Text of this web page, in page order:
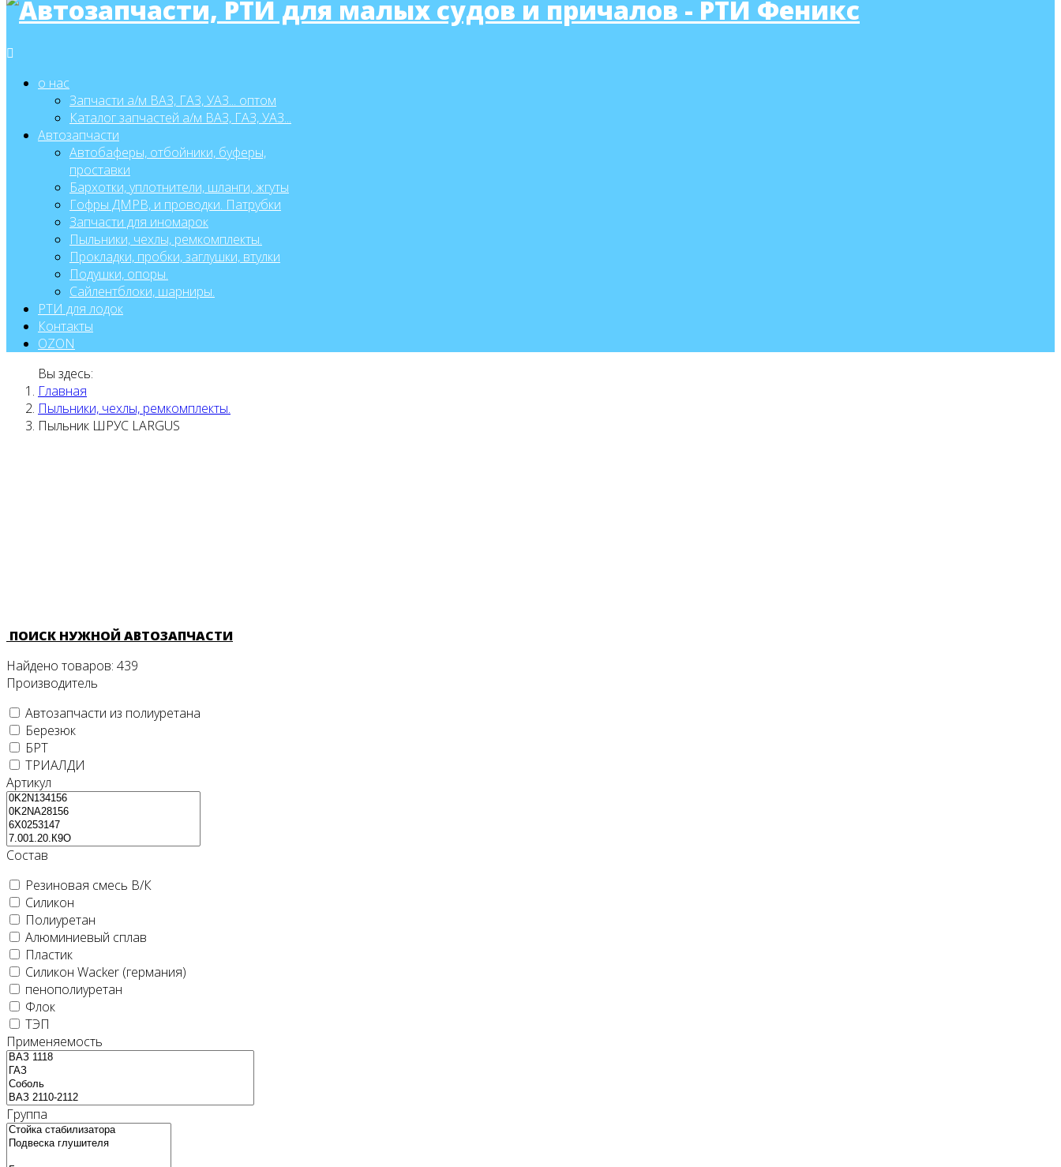
о нас
Запчасти а/м ВАЗ, ГАЗ, УАЗ... оптом
Каталог запчастей а/м ВАЗ, ГАЗ, УАЗ...
Автозапчасти
Автобаферы, отбойники, буферы,
проставки
Бархотки, уплотнители, шланги, жгуты
Гофры ДМРВ, и проводки. Патрубки
Запчасти для иномарок
Пыльники, чехлы, ремкомплекты.
Прокладки, пробки, заглушки, втулки
Подушки, опоры.
Сайлентблоки, шарниры.
РТИ для лодок
Контакты
OZON
Вы здесь:
Главная
Пыльники, чехлы, ремкомплекты.
Пыльник ШРУС LARGUS
ПОИСК НУЖНОЙ АВТОЗАПЧАСТИ
Найдено товаров: 439
Производитель
Автозапчасти из полиуретана
Березюк
БРТ
ТРИАЛДИ
Артикул
Состав
Резиновая смесь В/К
Силикон
Полиуретан
Алюминиевый сплав
Пластик
Силикон Wacker (германия)
пенополиуретан
Флок
ТЭП
Применяемость
Группа